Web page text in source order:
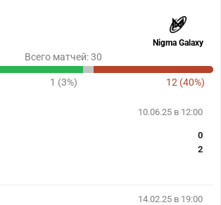
Nigma Galaxy
Всего матчей: 30
1 (3%) 12 (40%)
10.06.25 в 12:00
0
2
14.02.25 в 19:00